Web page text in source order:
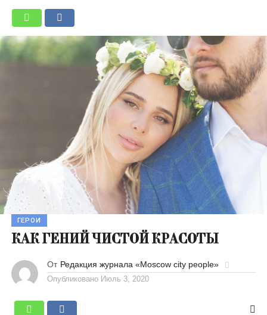
ГЕРОИ
КАК ГЕНИЙ ЧИСТОЙ КРАСОТЫ
От Редакция журнала «Moscow city people»
Опубликовано Июль 3, 2020